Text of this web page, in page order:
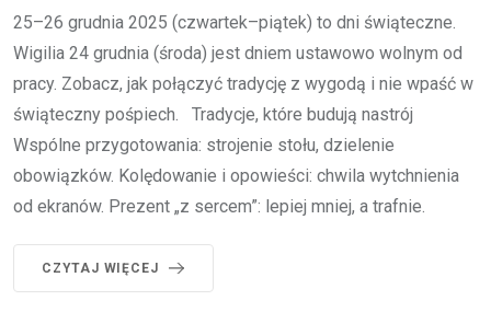
25–26 grudnia 2025 (czwartek–piątek) to dni świąteczne.
Wigilia 24 grudnia (środa) jest dniem ustawowo wolnym od
pracy. Zobacz, jak połączyć tradycję z wygodą i nie wpaść w
świąteczny pośpiech. Tradycje, które budują nastrój
Wspólne przygotowania: strojenie stołu, dzielenie
obowiązków. Kolędowanie i opowieści: chwila wytchnienia
od ekranów. Prezent „z sercem”: lepiej mniej, a trafnie.
CZYTAJ WIĘCEJ